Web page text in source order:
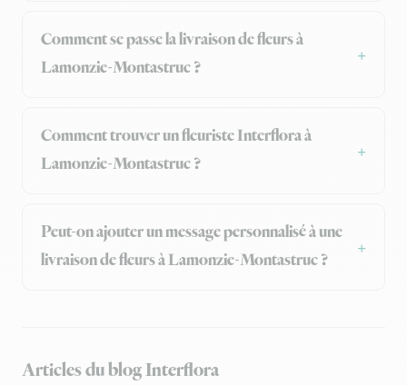
Comment se passe la livraison de fleurs à
Lamonzie-Montastruc ?
Comment trouver un fleuriste Interflora à
Lamonzie-Montastruc ?
Peut-on ajouter un message personnalisé à une
livraison de fleurs à Lamonzie-Montastruc ?
Articles du blog Interflora